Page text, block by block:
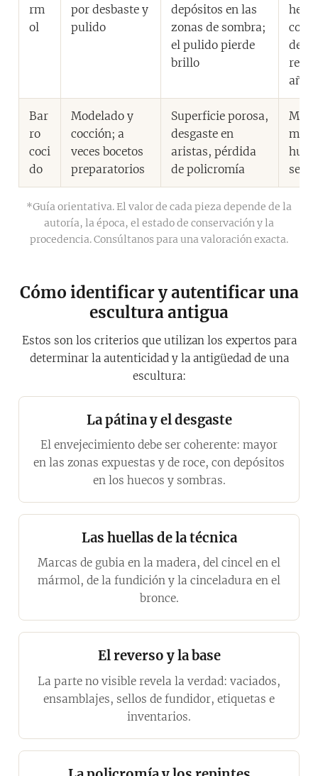
rm
ol
por desbaste y
pulido
depósitos en las
zonas de sombra;
el pulido pierde
brillo
Bar
ro
coci
do
Modelado y
cocción; a
veces bocetos
preparatorios
Superficie porosa,
desgaste en
aristas, pérdida
de policromía
*Guía orientativa. El valor de cada pieza depende de la
autoría, la época, el estado de conservación y la
procedencia. Consúltanos para una valoración exacta.
Cómo identificar y autentificar una
escultura antigua
Estos son los criterios que utilizan los expertos para
determinar la autenticidad y la antigüedad de una
escultura:
La pátina y el desgaste
El envejecimiento debe ser coherente: mayor
en las zonas expuestas y de roce, con depósitos
en los huecos y sombras.
Las huellas de la técnica
Marcas de gubia en la madera, del cincel en el
mármol, de la fundición y la cinceladura en el
bronce.
El reverso y la base
La parte no visible revela la verdad: vaciados,
ensamblajes, sellos de fundidor, etiquetas e
inventarios.